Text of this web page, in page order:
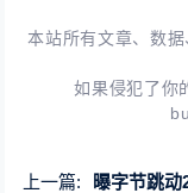
本站所有文章、数
如果侵犯了你
上一篇:
曝字节跳动